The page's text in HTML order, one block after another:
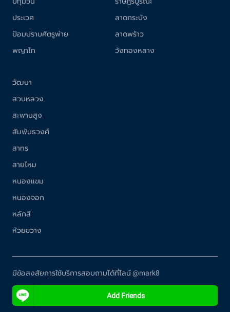
ประเวศ
ป้อมปราบศัตรูพ่าย
พญาไท
ลาดกระบัง
ลาดพร้าว
วังทองหลาง
วัฒนา
สวนหลวง
สะพานสูง
สัมพันธวงศ์
สาทร
สายไหม
หนองแขม
หนองจอก
หลักสี่
ห้วยขวาง
มีข้อสงสัยการใช้บริการสอบถามได้ที่ไลน์ @mark8
Add Friends